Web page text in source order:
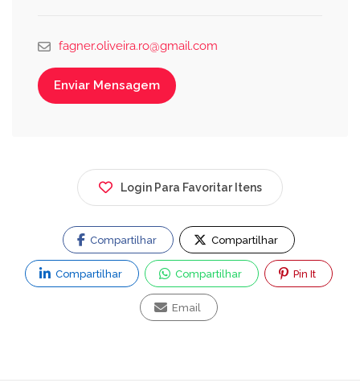
fagner.oliveira.ro@gmail.com
Enviar Mensagem
Login Para Favoritar Itens
Compartilhar Compartilhar
Compartilhar Compartilhar Pin It
Email